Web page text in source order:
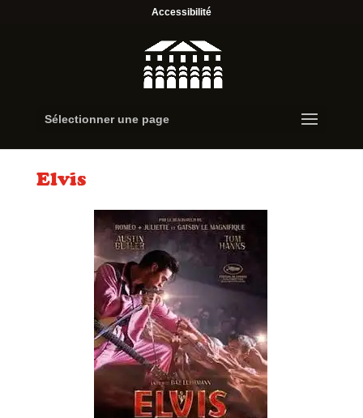
Accessibilité
Sélectionner une page
Elvis